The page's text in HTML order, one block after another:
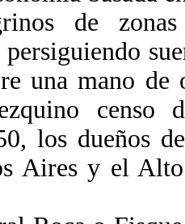
de
una mano de
censo
los dueños
Aires y el